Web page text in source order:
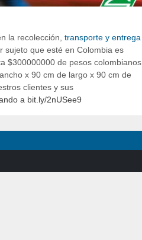
la recolección, transporte y entrega
sujeto que esté en Colombia es
$300000000 de pesos colombianos,
x 90 cm de largo x 90 cm de
clientes y sus
a bit.ly/2nUSee9